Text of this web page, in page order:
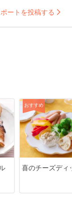
ートを投稿する
おすすめ
喜のチーズディ